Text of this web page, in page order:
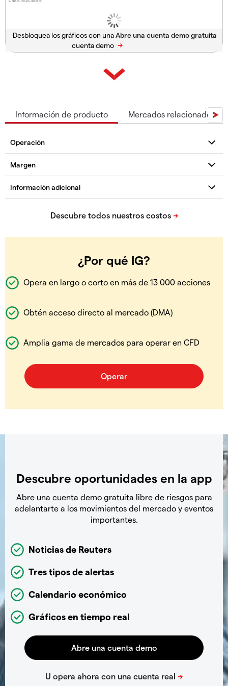
Desbloquea los gráficos con una
cuenta demo
Información de producto Mercados relacionados
¿Por qué IG?
Opera en largo o corto en más de 13 000 acciones
Obtén acceso directo al mercado (DMA)
Amplia gama de mercados para operar en CFD
Descubre oportunidades en la app
Abre una cuenta demo gratuita libre de riesgos para
adelantarte a los movimientos del mercado y eventos
importantes.
Noticias de Reuters
Tres tipos de alertas
Calendario económico
Gráficos en tiempo real